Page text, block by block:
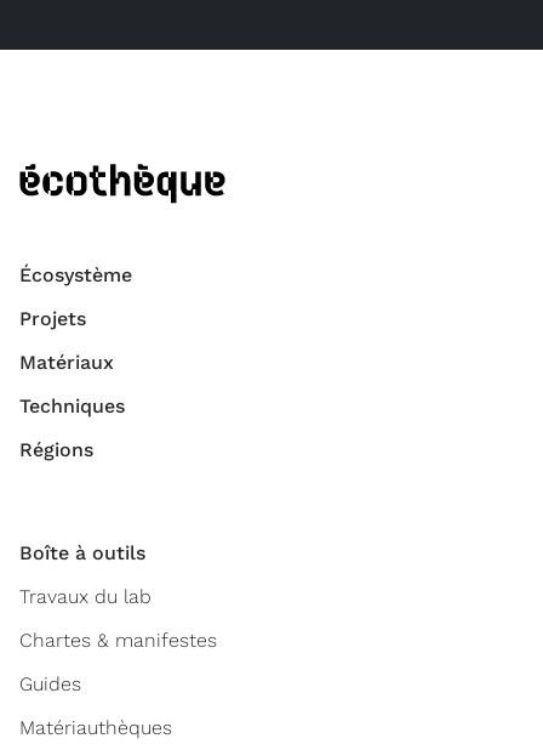
Écosystème
Projets
Matériaux
Techniques
Régions
Boîte à outils
Travaux du lab
Chartes & manifestes
Guides
Matériauthèques